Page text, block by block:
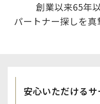
創業以来65年
パートナー探しを真
安心いただけるサ